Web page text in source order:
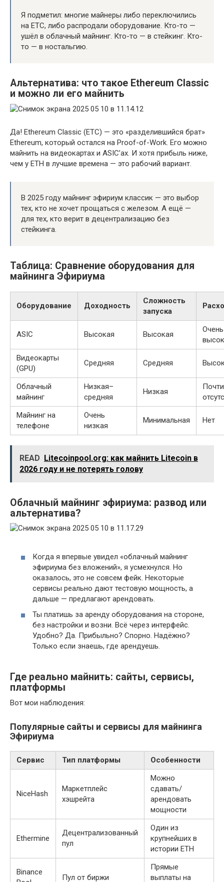
Я подметил: многие майнеры либо переключились
на ETC, либо распродали оборудование. Кто-то —
ушёл в облачный майнинг. Кто-то — в стейкинг. Кто-
то — в ностальгию.
Альтернатива: что такое Ethereum Classic
и можно ли его майнить
Да! Ethereum Classic (ETC) — это «разделившийся брат»
Ethereum, который остался на Proof-of-Work. Его можно
майнить на видеокартах и ASIC’ах. И хотя прибыль ниже,
чем у ETH в лучшие времена — это рабочий вариант.
В 2025 году майнинг эфириум классик — это выбор
тех, кто не хочет прощаться с железом. А ещё —
для тех, кто верит в децентрализацию без
стейкинга.
Таблица: Сравнение оборудования для
майнинга Эфириума
Оборудование Доходность
Сложность
запуска
ASIC Высокая Высокая
Очень
Видеокарты
(GPU)
Средняя Средняя
Облачный
майнинг
Низкая–
средняя
Низкая
Почти
Майнинг на
телефоне
Очень
низкая
Минимальная Нет
READ
Litecoinpool.org: как майнить Litecoin в
2026 году и не потерять голову
Облачный майнинг эфириума: развод или
альтернатива?
Когда я впервые увидел «облачный майнинг
эфириума без вложений», я усмехнулся. Но
оказалось, это не совсем фейк. Некоторые
сервисы реально дают тестовую мощность, а
дальше — предлагают арендовать.
Ты платишь за аренду оборудования на стороне,
без настройки и возни. Всё через интерфейс.
Удобно? Да. Прибыльно? Спорно. Надёжно?
Только если знаешь, где арендуешь.
Где реально майнить: сайты, сервисы,
платформы
Вот мои наблюдения:
Популярные сайты и сервисы для майнинга
Эфириума
Сервис Тип платформы Особенности
NiceHash
Маркетплейс
хэшрейта
Можно
сдавать/
арендовать
мощности
Ethermine
Децентрализованный
пул
Один из
крупнейших в
истории ETH
Binance
Пул от биржи
Прямые
выплаты на